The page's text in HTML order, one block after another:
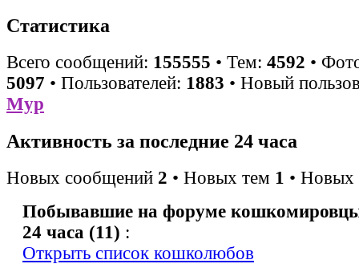
Статистика
Всего сообщений: 155555 • Тем: 4592 •
5097 • Пользователей: 1883 • Новый
Мур
Активность за последние 24 часа
Новых сообщений 2 • Новых тем 1 • Новых
Побывавшие на форуме кошкомировцы
24 часа (11) :
Открыть список кошколюбов